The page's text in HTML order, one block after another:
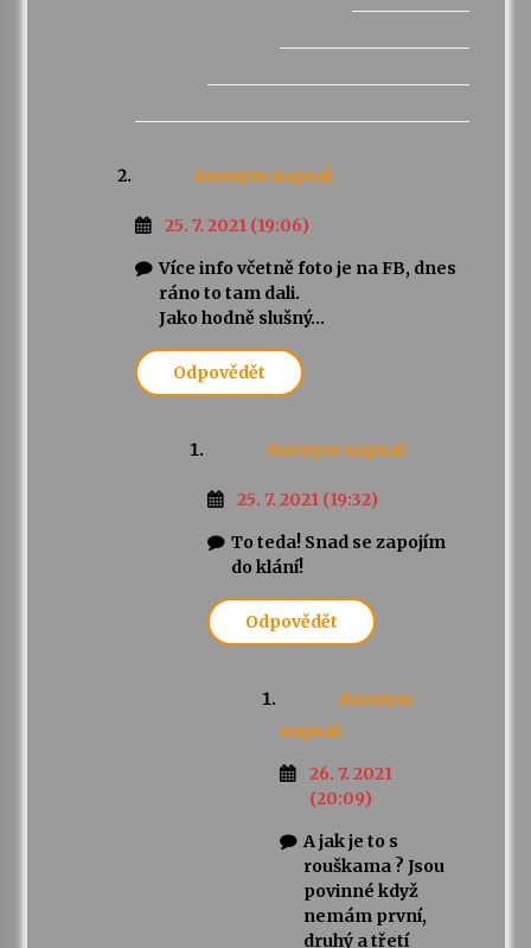
Anonym napsal:
25. 7. 2021 (19:06)
Více info včetně foto je na FB, dnes
ráno to tam dali.
Jako hodně slušný…
Odpovědět
Anonym napsal:
25. 7. 2021 (19:32)
To teda! Snad se zapojím
do klání!
Odpovědět
Anonym
napsal:
26. 7. 2021
(20:09)
A jak je to s
rouškama ? Jsou
povinné když
nemám první,
druhý a třetí